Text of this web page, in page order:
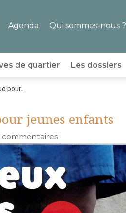
Agenda Qui sommes-nous ?
de quartier Les dossiers
pour...
jeunes enfants
commentaires